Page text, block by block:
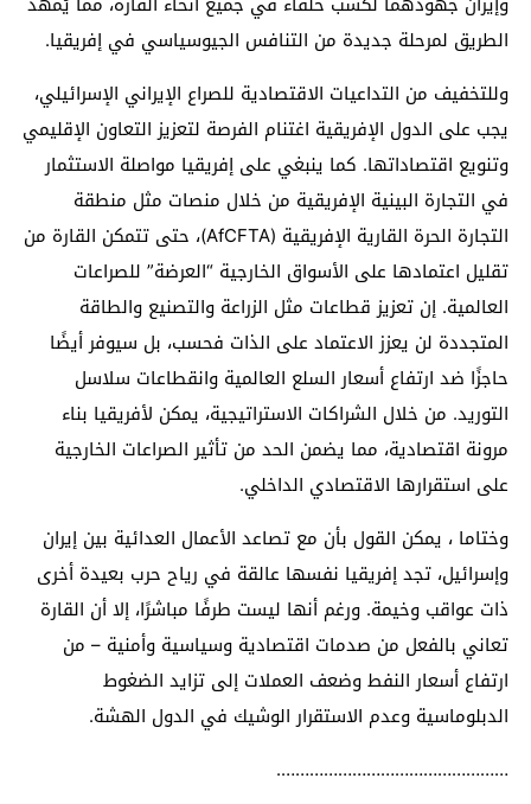
الطريق لمرحلة جديدة من التنافس الجيوسياسي في إفريقيا.
وللتخفيف من التداعيات الاقتصادية للصراع الإيراني الإسرائيلي،
يجب على الدول الإفريقية اغتنام الفرصة لتعزيز التعاون الإقليمي
وتنويع اقتصاداتها. كما ينبغي على إفريقيا مواصلة الاستثمار
في التجارة البينية الإفريقية من خلال منصات مثل منطقة
التجارة الحرة القارية الإفريقية (AfCFTA)، حتى تتمكن القارة من
تقليل اعتمادها على الأسواق الخارجية “العرضة” للصراعات
العالمية. إن تعزيز قطاعات مثل الزراعة والتصنيع والطاقة
المتجددة لن يعزز الاعتماد على الذات فحسب، بل سيوفر أيضًا
حاجزًا ضد ارتفاع أسعار السلع العالمية وانقطاعات سلاسل
التوريد. من خلال الشراكات الاستراتيجية، يمكن لأفريقيا بناء
مرونة اقتصادية، مما يضمن الحد من تأثير الصراعات الخارجية
على استقرارها الاقتصادي الداخلي.
وختاما ، يمكن القول بأن مع تصاعد الأعمال العدائية بين إيران
وإسرائيل، تجد إفريقيا نفسها عالقة في رياح حرب بعيدة أخرى
ذات عواقب وخيمة. ورغم أنها ليست طرفًا مباشرًا، إلا أن القارة
تعاني بالفعل من صدمات اقتصادية وسياسية وأمنية – من
ارتفاع أسعار النفط وضعف العملات إلى تزايد الضغوط
الدبلوماسية وعدم الاستقرار الوشيك في الدول الهشة.
………………………………………….